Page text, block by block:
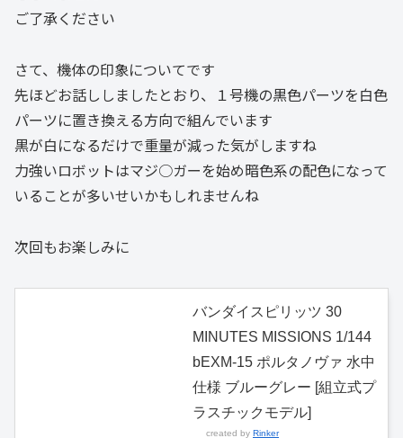
ご了承ください
さて、機体の印象についてです
先ほどお話ししましたとおり、１号機の黒色パーツを白色
パーツに置き換える方向で組んでいます
黒が白になるだけで重量が減った気がしますね
力強いロボットはマジ○ガーを始め暗色系の配色になって
いることが多いせいかもしれませんね
次回もお楽しみに
バンダイスピリッツ 30
MINUTES MISSIONS 1/144
bEXM-15 ポルタノヴァ 水中
仕様 ブルーグレー [組立式プ
ラスチックモデル]
created by Rinker